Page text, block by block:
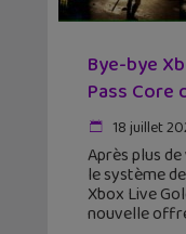
Bye-bye
Pass Core
18 juillet
Après plus
le système
Xbox Live
nouvelle